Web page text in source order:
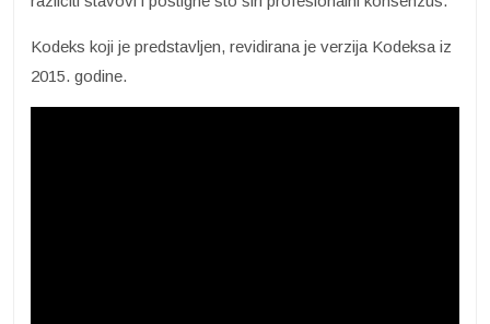
Kodeks koji je predstavljen, revidirana je verzija Kodeksa iz
2015. godine.